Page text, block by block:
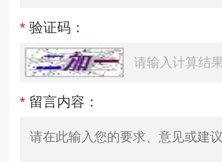
* 验证码：
* 留言内容：